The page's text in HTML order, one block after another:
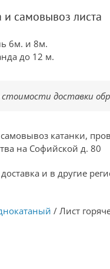
и самовывоз листа
6м. и 8м.
до 12 м.
стоимости доставки
катанки,
на Софийской д. 80
и в другие
/ Лист